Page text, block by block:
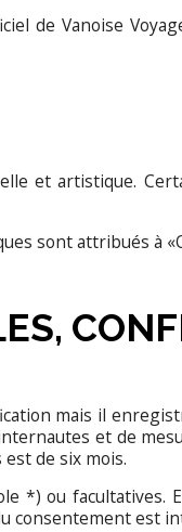
de Vanoise
et artistique.
sont attribués à
mais il
et de
de six mois.
*) ou facultatives.
consentement est